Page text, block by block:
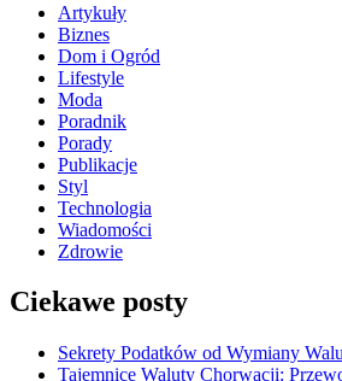
Artykuły
Biznes
Dom i Ogród
Lifestyle
Moda
Poradnik
Porady
Publikacje
Styl
Technologia
Wiadomości
Zdrowie
Ciekawe posty
Sekrety Podatków od Wymiany
Tajemnice Waluty Chorwacji: